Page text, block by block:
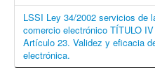
LSSI Ley 34/2002 servicios de
comercio electrónico TÍTULO
Artículo 23. Validez y eficacia
electrónica.